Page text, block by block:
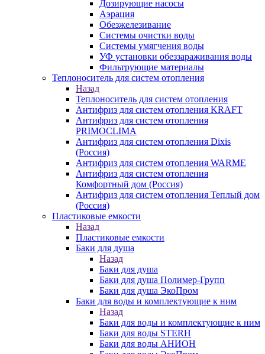
Дозирующие насосы
Аэрация
Обезжелезивание
Системы очистки воды
Системы умягчения воды
УФ установки обеззараживания воды
Фильтрующие материалы
Теплоноситель для систем отопления
Назад
Теплоноситель для систем отопления
Антифриз для систем отопления KRAFT
Антифриз для систем отопления
PRIMOCLIMA
Антифриз для систем отопления Dixis
(Россия)
Антифриз для систем отопления WARME
Антифриз для систем отопления
Комфортный дом (Россия)
Антифриз для систем отопления Теплый дом
(Россия)
Пластиковые емкости
Назад
Пластиковые емкости
Баки для душа
Назад
Баки для душа
Баки для душа Полимер-Групп
Баки для душа ЭкоПром
Баки для воды и комплектующие к ним
Назад
Баки для воды и комплектующие к ним
Баки для воды STERH
Баки для воды АНИОН